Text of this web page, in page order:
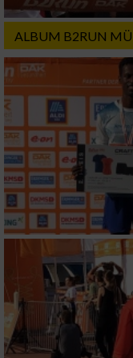
ALBUM B2RUN
Notwendig
Performance
Funktional
Werbung